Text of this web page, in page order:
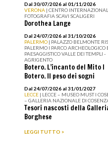
Dal 30/07/2026 al 01/11/2026
VERONA | CENTRO
FOTOGRAFIA SCAVI SCALIGERI
Dorothea Lange
Dal 24/07/2026 al 31/10/2026
PALERMO | PALAZZO BELMONTE
PALERMO I PARCO ARCHEOLOGICO
PAESAGGISTICO VALLE DEI TEMPLI -
AGRIGENTO
Botero. L’incanto del Mito I
Botero. Il peso dei sogni
Dal 24/07/2026 al 31/01/2027
LECCE | LECCE – MUSEO MUST I
– GALLERIA NAZIONALE DI
Tesori nascosti della
Borghese
LEGGI TUTTO >